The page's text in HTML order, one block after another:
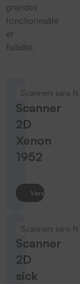
grandes
fonctionnalité
et
fiabilité.
Scanners sans fil
Scanner
2D
Xenon
1952
Vers le produit
Scanners sans fil
Scanner
2D
sick